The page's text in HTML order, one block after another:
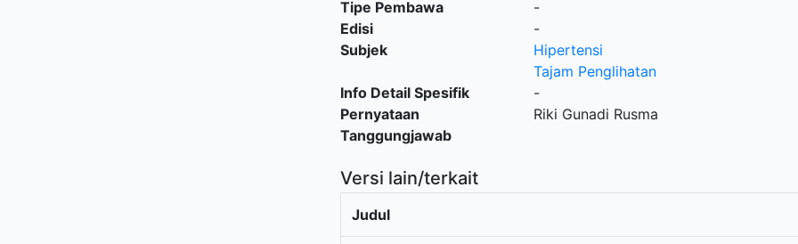
Tipe Pembawa
-
Edisi
-
Subjek
Hipertensi
Tajam Penglihatan
Info Detail Spesifik
-
Pernyataan
Tanggungjawab
Riki Gunadi Rusma
Versi lain/terkait
Judul